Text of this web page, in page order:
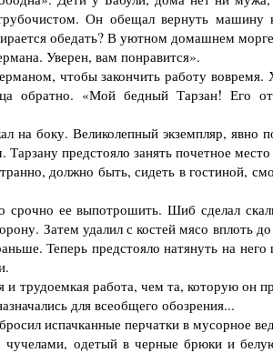
Он обещал вернуть
обедать? В уютном домашнем
Уверен, вам понравится».
чтобы закончить работу вовремя.
обратно. «Мой бедный Тарзан! Его
на боку. Великолепный экземпляр, явно
предстояло занять почетное место
должно быть, сидеть в гостиной,
ее выпотрошить. Шиб сделал
Затем удалил с костей мясо вплоть
Теперь предстояло натянуть на
и трудоемкая работа, чем та, которую он
для всеобщего обозрения...
испачканные перчатки в мусорное
одетый в черные брюки и